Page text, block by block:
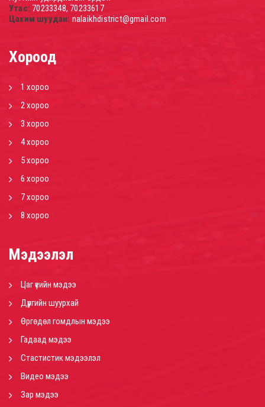
Утас: 70233348, 70233617
Цахим шуудан: nalaikhdistrict@gmail.com
Хороод
1 хороо
2 хороо
3 хороо
4 хороо
5 хороо
6 хороо
7 хороо
8 хороо
Мэдээлэл
Цаг үеийн мэдээ
Дүүргийн шуурхай
Өргөдөл гомдлын мэдээ
Гадаад мэдээ
Стастистик мэдээлэл
Видео мэдээ
Зар мэдээ